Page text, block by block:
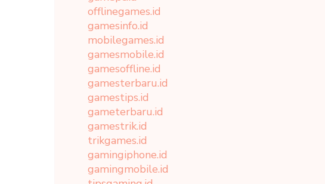
offlinegames.id
gamesinfo.id
mobilegames.id
gamesmobile.id
gamesoffline.id
gamesterbaru.id
gamestips.id
gameterbaru.id
gamestrik.id
trikgames.id
gamingiphone.id
gamingmobile.id